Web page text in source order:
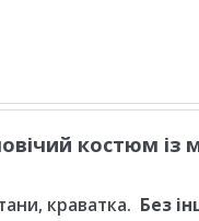
костюм із
краватка. Без